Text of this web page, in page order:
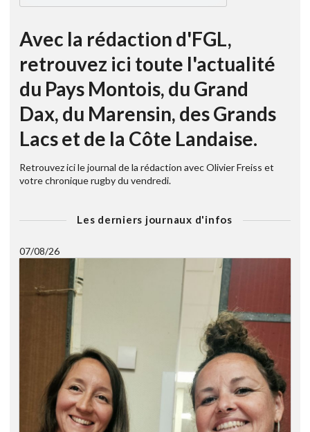
Avec la rédaction d'FGL,
retrouvez ici toute l'actualité
du Pays Montois, du Grand
Dax, du Marensin, des Grands
Lacs et de la Côte Landaise.
Retrouvez ici le journal de la rédaction avec Olivier Freiss et
votre chronique rugby du vendredi.
Les derniers journaux d'infos
07/08/26